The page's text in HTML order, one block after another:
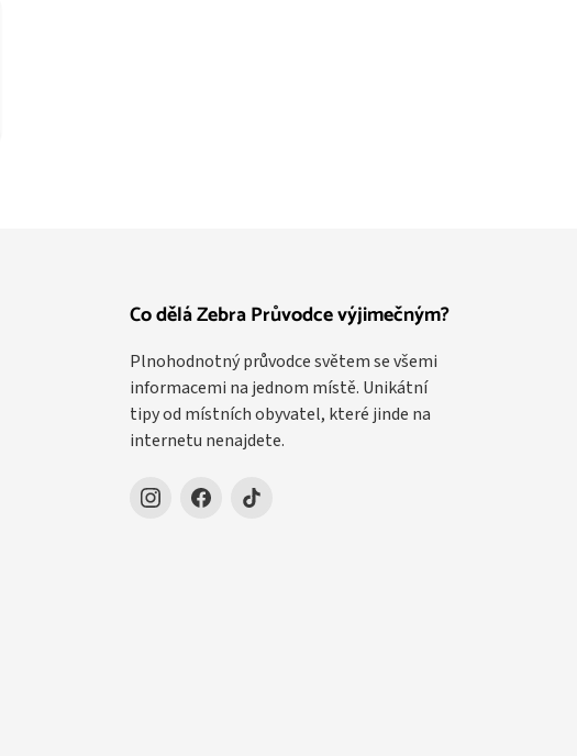
Co dělá Zebra Průvodce výjimečným?
Plnohodnotný průvodce světem se všemi
informacemi na jednom místě. Unikátní
tipy od místních obyvatel, které jinde na
internetu nenajdete.